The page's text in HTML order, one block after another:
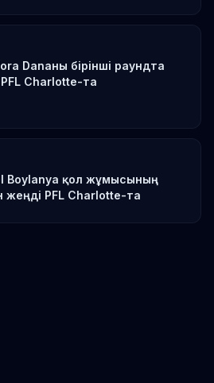
Danаны бірінші раундта
Charlotte-та
Boylanya қол жұмысының
жеңді PFL Charlotte-та